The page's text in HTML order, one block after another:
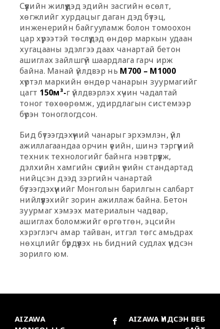
Сүүлийн жилүүдэд эдийн засгийн өсөлт,
хөгжлийг хурдацыг даган дэд бүтэц,
инженерийн байгууламж болон томоохон
цар хүрээтэй төслүүдэд өндөр маркын удаан
хугацааны эдэлгээ даах чанартай бетон
ашиглах зайлшгүй шаардлага гарч ирж
байна. Манай үйлдвэр нь М700 – М1000
хүртэл маркийн өндөр чанарын зуурмагийг
цагт 150м³-г үйлдвэрлэх хүчин чадалтай
тоног төхөөрөмж, удирдлагын системээр
бүрэн тоноглогдсон.
Бид бүтээгдэхүүний чанарыг эрхэмлэн, үйл
ажиллагаандаа орчин үеийн, шинэ тэргүүний
техник технологийг байнга нэвтрүүлж,
дэлхийн хамгийн сүүлийн үеийн стандартад
нийцсэн дээд зэргийн чанартай
бүтээгдэхүүнийг Монголын барилгын салбарт
нийлүүлэхийг зорин ажиллаж байна. Бетон
зуурмаг хэмээх материалын чадвар,
ашиглах боломжийг өргөтгөн, эцсийн
хэрэглэгч амар тайван, итгэл төгс амьдрах
нөхцлийг бүрдүүлэх нь бидний судлах үндсэн
зорилго юм.
AIZAWA
AIZAWA ҮНДСЭН ВЕБ